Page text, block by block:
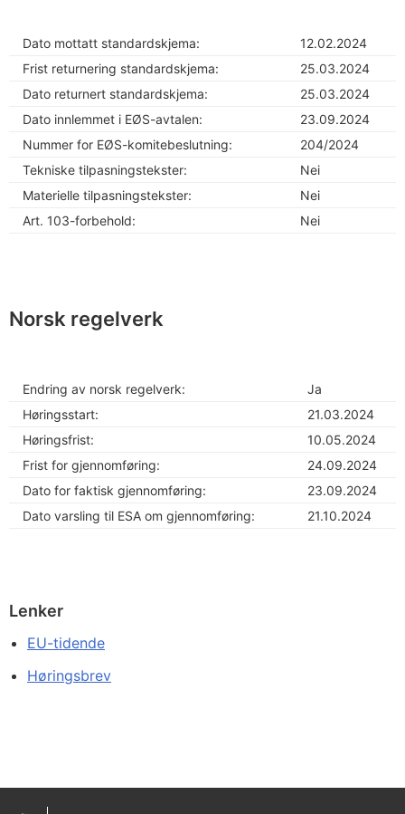
Dato mottatt standardskjema:
12.02.2024
Frist returnering standardskjema:
25.03.2024
Dato returnert standardskjema:
25.03.2024
Dato innlemmet i EØS-avtalen:
23.09.2024
Nummer for EØS-komitebeslutning:
204/2024
Tekniske tilpasningstekster:
Nei
Materielle tilpasningstekster:
Nei
Art. 103-forbehold:
Nei
Norsk regelverk
Endring av norsk regelverk:
Ja
Høringsstart:
21.03.2024
Høringsfrist:
10.05.2024
Frist for gjennomføring:
24.09.2024
Dato for faktisk gjennomføring:
23.09.2024
Dato varsling til ESA om gjennomføring:
21.10.2024
Lenker
EU-tidende
Høringsbrev